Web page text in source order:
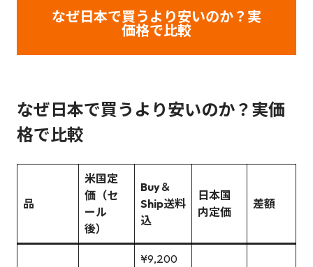
なぜ日本で買うより安いのか？実
価格で比較
なぜ日本で買うより安いのか？実価
格で比較
品
米国定
価（セ
ール
後）
Buy＆
Ship送料
込
日本国
内定価
差額
¥9,200